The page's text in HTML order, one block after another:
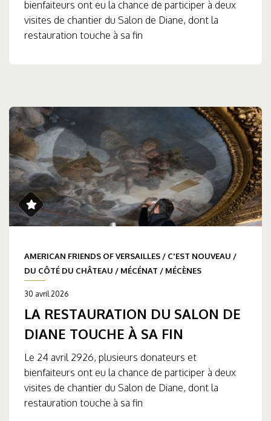
bienfaiteurs ont eu la chance de participer à deux
visites de chantier du Salon de Diane, dont la
restauration touche à sa fin
AMERICAN FRIENDS OF VERSAILLES / C'EST NOUVEAU /
DU CÔTÉ DU CHÂTEAU / MÉCÉNAT / MÉCÈNES
30 avril 2026
LA RESTAURATION DU SALON DE
DIANE TOUCHE À SA FIN
Le 24 avril 2926, plusieurs donateurs et
bienfaiteurs ont eu la chance de participer à deux
visites de chantier du Salon de Diane, dont la
restauration touche à sa fin